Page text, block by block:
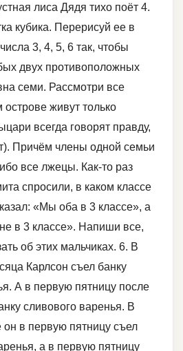
лиса Дядя тихо поёт 4.
кубика. Перерисуй ее в
3, 4, 5, 6 так, чтобы
двух противоположных
семи. Рассмотри все
живут только
всегда говорят правду,
Причём члены одной семьи
все лжецы. Как-то раз
спросили, в каком классе
«Мы оба в 3 классе», а
в 3 классе». Напиши все,
об этих мальчиках. 6. В
Карлсон съел банку
А в первую пятницу после
сливового варенья. В
в первую пятницу съел
а в первую пятницу